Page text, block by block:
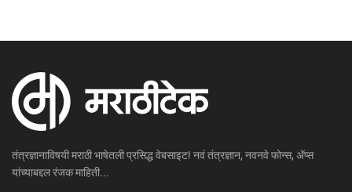
तंत्रज्ञानाविषयी मराठी भाषेतली प्रसिद्ध वेबसाइट! नवं तंत्रज्ञान, नवनवे फोन्स, ॲप्स
यांच्याबद्दल रंजक माहिती...